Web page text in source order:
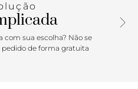
sua escolha? Não se
pedido de forma gratuita